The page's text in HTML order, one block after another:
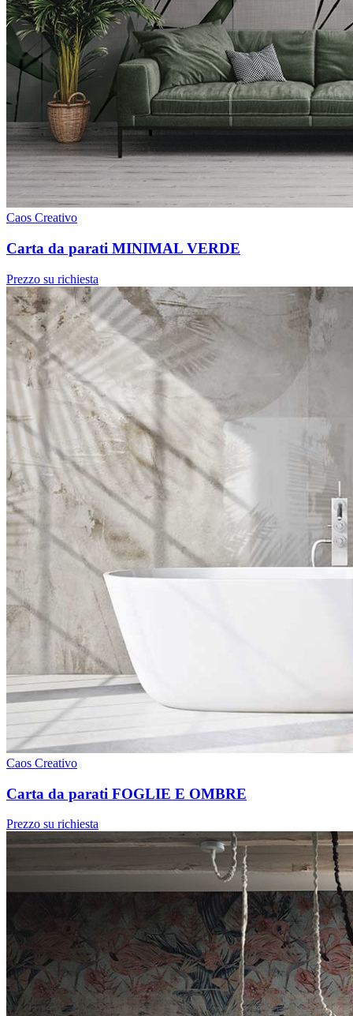
Caos Creativo
Carta da parati MINIMAL VERDE
Prezzo su richiesta
Caos Creativo
Carta da parati FOGLIE E OMBRE
Prezzo su richiesta